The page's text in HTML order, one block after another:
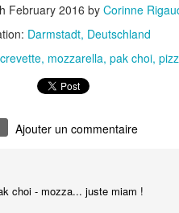
February 2016 by Corinne
Darmstadt, Deutschland
crevette mozzarella pak choi
choi - mozza... juste miam !
au lait
Nouilles